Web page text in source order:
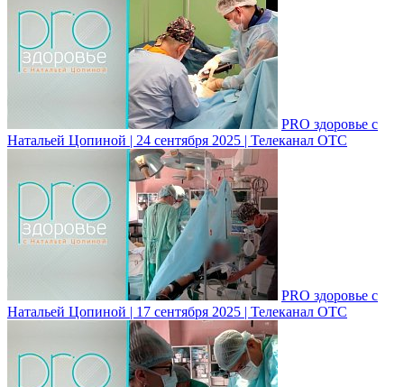
PRO здоровье с
Натальей Цопиной | 24 сентября 2025 | Телеканал ОТС
PRO здоровье с
Натальей Цопиной | 17 сентября 2025 | Телеканал ОТС